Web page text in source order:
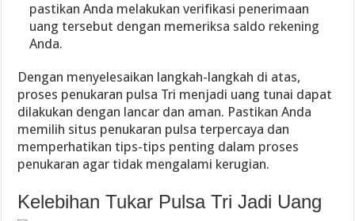
pastikan Anda melakukan verifikasi penerimaan
uang tersebut dengan memeriksa saldo rekening
Anda.
Dengan menyelesaikan langkah-langkah di atas,
proses penukaran pulsa Tri menjadi uang tunai dapat
dilakukan dengan lancar dan aman. Pastikan Anda
memilih situs penukaran pulsa terpercaya dan
memperhatikan tips-tips penting dalam proses
penukaran agar tidak mengalami kerugian.
Kelebihan Tukar Pulsa Tri Jadi Uang